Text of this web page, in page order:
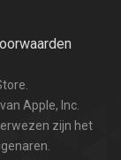
Apple, Inc.
zijn het